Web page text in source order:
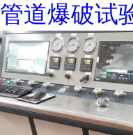
管道爆破试